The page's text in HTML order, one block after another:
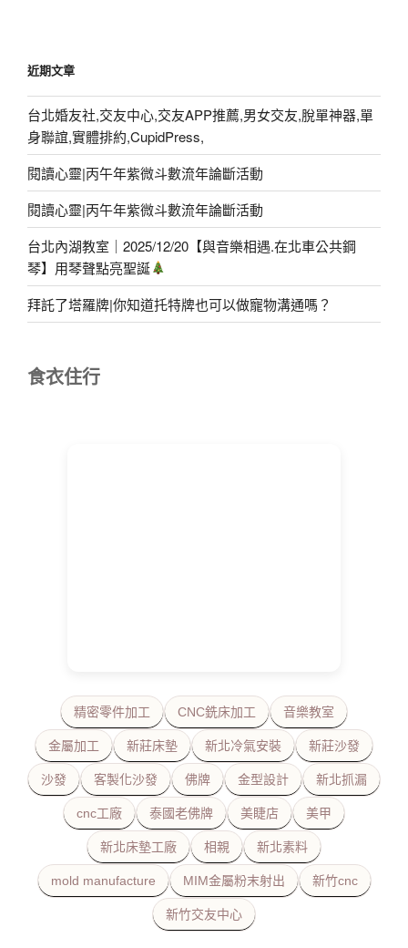
近期文章
台北婚友社,交友中心,交友APP推薦,男女交友,脫單神器,單
身聯誼,實體排約,CupidPress,
閱讀心靈|丙午年紫微斗數流年論斷活動
閱讀心靈|丙午年紫微斗數流年論斷活動
台北內湖教室｜2025/12/20【與音樂相遇.在北車公共鋼
琴】用琴聲點亮聖誕
拜託了塔羅牌|你知道托特牌也可以做寵物溝通嗎？
食衣住行
精密零件加工 CNC銑床加工 音樂教室
金屬加工 新莊床墊 新北冷氣安裝 新莊沙發
沙發 客製化沙發 佛牌 金型設計 新北抓漏
cnc工廠 泰國老佛牌 美睫店 美甲
新北床墊工廠 相親 新北素料
mold manufacture MIM金屬粉末射出 新竹cnc
新竹交友中心